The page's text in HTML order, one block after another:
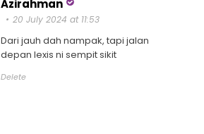
Azirahman
20 July 2024 at 11:53
Dari jauh dah nampak, tapi jalan
depan lexis ni sempit sikit
Delete